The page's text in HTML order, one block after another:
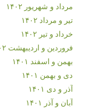
مرداد و شهریور ۱۴۰۲
تیر و مرداد ۱۴۰۲
خرداد و تیر ۱۴۰۲
فروردین و اردیبهشت ۱۴۰۲
بهمن و اسفند ۱۴۰۱
دی و بهمن ۱۴۰۱
آذر و دی ۱۴۰۱
آبان و آذر ۱۴۰۱